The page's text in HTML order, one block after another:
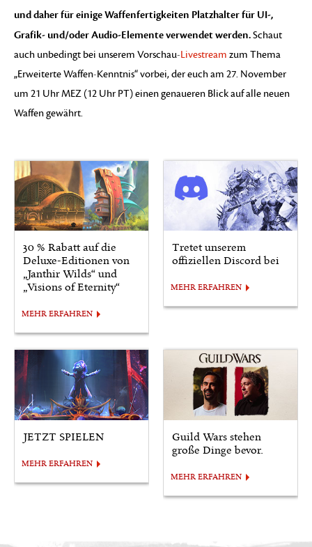
und daher für einige Waffenfertigkeiten Platzhalter für UI-,
Grafik- und/oder Audio-Elemente verwendet werden.Schaut
auch unbedingt bei unserem Vorschau-Livestream zum Thema
„Erweiterte Waffen-Kenntnis“ vorbei, der euch am 27. November
um 21 Uhr MEZ (12 Uhr PT) einen genaueren Blick auf alle neuen
Waffen gewährt.
30 % Rabatt auf die
Deluxe-Editionen von
„Janthir Wilds“ und
„Visions of Eternity“
MEHR ERFAHREN
Tretet unserem
offiziellen Discord bei
MEHR ERFAHREN
JETZT SPIELEN
MEHR ERFAHREN
Guild Wars stehen
große Dinge bevor.
MEHR ERFAHREN